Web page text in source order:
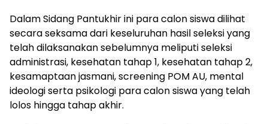
Dalam Sidang Pantukhir ini para calon siswa dilihat
secara seksama dari keseluruhan hasil seleksi yang
telah dilaksanakan sebelumnya meliputi seleksi
administrasi, kesehatan tahap 1, kesehatan tahap 2,
kesamaptaan jasmani, screening POM AU, mental
ideologi serta psikologi para calon siswa yang telah
lolos hingga tahap akhir.